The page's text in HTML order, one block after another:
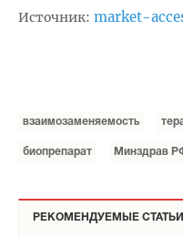
Источник: market-
взаимозаменяемость
биопрепарат Минздрав
РЕКОМЕНДУЕМЫЕ СТАТЬИ